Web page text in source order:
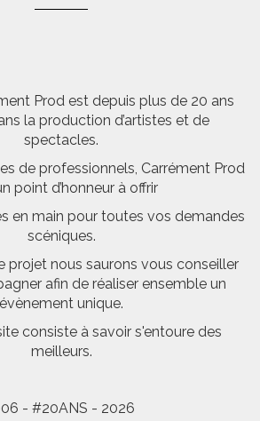
Prod est depuis plus de 20 ans
la production d’artistes et de
spectacles.
de professionnels, Carrément Prod
point d’honneur à offrir
en main pour toutes vos demandes
scéniques.
projet nous saurons vous conseiller
afin de réaliser ensemble un
évènement unique.
consiste à savoir s'entoure des
meilleurs.
- #20ANS - 2026